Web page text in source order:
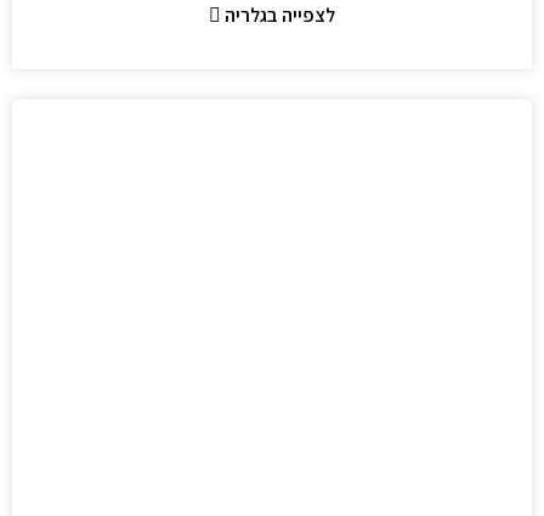
לצפייה בגלריה